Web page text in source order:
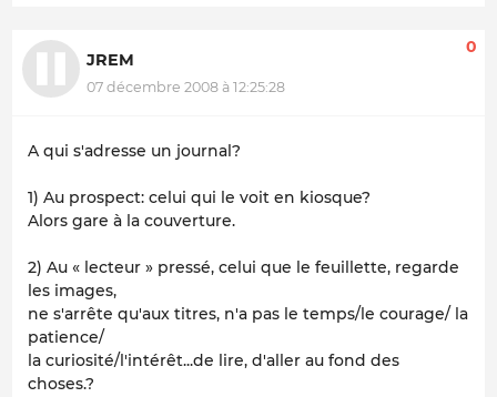
JREM
07 décembre 2008 à 12:25:28
0
A qui s'adresse un journal?
1) Au prospect: celui qui le voit en kiosque?
Alors gare à la couverture.
2) Au « lecteur » pressé, celui que le feuillette, regarde
les images,
ne s'arrête qu'aux titres, n'a pas le temps/le courage/ la
patience/
la curiosité/l'intérêt...de lire, d'aller au fond des
choses.?